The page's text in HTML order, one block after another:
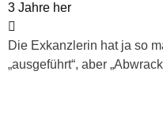
3 Jahre her
Die Exkanzlerin hat ja so
„ausgeführt“, aber